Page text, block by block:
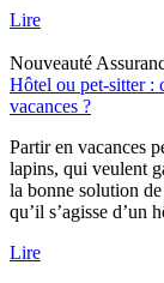
Lire
Nouveauté
Hôtel ou pet-sitter :
vacances ?
Partir en vacances
lapins, qui veulent
la bonne solution
qu’il s’agisse d’un
Lire